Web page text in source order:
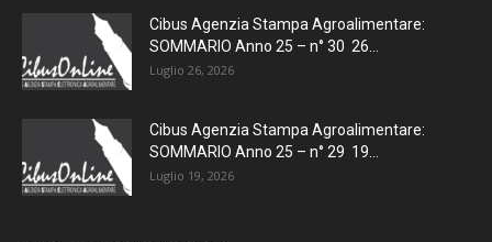
Cibus Agenzia Stampa Agroalimentare:
SOMMARIO Anno 25 – n° 30 26...
Luglio 26, 2026
Cibus Agenzia Stampa Agroalimentare:
SOMMARIO Anno 25 – n° 29 19...
Luglio 19, 2026